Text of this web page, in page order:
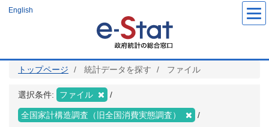
ツ
English
トップページ 統計データを探す ファイル
選択条件: ファイル
全国家計構造調査（旧全国消費実態調査）